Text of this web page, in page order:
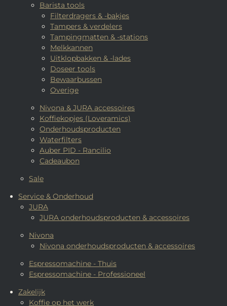
Barista tools
Filterdragers & -bakjes
Tampers & verdelers
Tampingmatten & -stations
Melkkannen
Uitklopbakken & -lades
Doseer tools
Bewaarbussen
Overige
Nivona & JURA accessoires
Koffiekopjes (Loveramics)
Onderhoudsproducten
Waterfilters
Auber PID - Rancilio
Cadeaubon
Sale
Service & Onderhoud
JURA
JURA onderhoudsproducten & accessoires
Nivona
Nivona onderhoudsproducten & accessoires
Espressomachine - Thuis
Espressomachine - Professioneel
Zakelijk
Koffie op het werk